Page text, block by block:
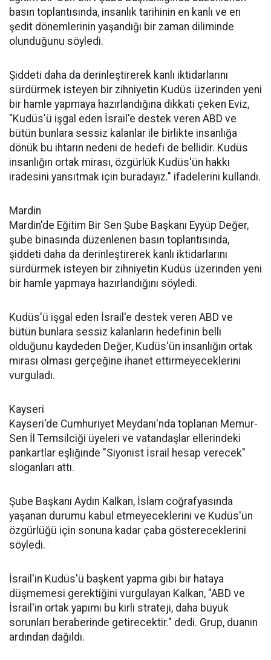
basın toplantısında, insanlık tarihinin en kanlı ve en
şedit dönemlerinin yaşandığı bir zaman diliminde
olunduğunu söyledi.
Şiddeti daha da derinleştirerek kanlı iktidarlarını
sürdürmek isteyen bir zihniyetin Kudüs üzerinden yeni
bir hamle yapmaya hazırlandığına dikkati çeken Eviz,
"Kudüs'ü işgal eden İsrail'e destek veren ABD ve
bütün bunlara sessiz kalanlar ile birlikte insanlığa
dönük bu ihtarın nedeni de hedefi de bellidir. Kudüs
insanlığın ortak mirası, özgürlük Kudüs'ün hakkı
iradesini yansıtmak için buradayız." ifadelerini kullandı.
Mardin
Mardin'de Eğitim Bir Sen Şube Başkanı Eyyüp Değer,
şube binasında düzenlenen basın toplantısında,
şiddeti daha da derinleştirerek kanlı iktidarlarını
sürdürmek isteyen bir zihniyetin Kudüs üzerinden yeni
bir hamle yapmaya hazırlandığını söyledi.
Kudüs'ü işgal eden İsrail'e destek veren ABD ve
bütün bunlara sessiz kalanların hedefinin belli
olduğunu kaydeden Değer, Kudüs'ün insanlığın ortak
mirası olması gerçeğine ihanet ettirmeyeceklerini
vurguladı.
Kayseri
Kayseri'de Cumhuriyet Meydanı'nda toplanan Memur-
Sen İl Temsilciği üyeleri ve vatandaşlar ellerindeki
pankartlar eşliğinde "Siyonist İsrail hesap verecek"
sloganları attı.
Şube Başkanı Aydın Kalkan, İslam coğrafyasında
yaşanan durumu kabul etmeyeceklerini ve Kudüs'ün
özgürlüğü için sonuna kadar çaba göstereceklerini
söyledi.
İsrail'in Kudüs'ü başkent yapma gibi bir hataya
düşmemesi gerektiğini vurgulayan Kalkan, "ABD ve
İsrail'in ortak yapımı bu kirli strateji, daha büyük
sorunları beraberinde getirecektir." dedi. Grup, duanın
ardından dağıldı.